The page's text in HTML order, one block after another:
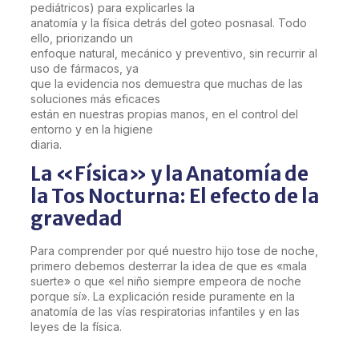
pediátricos) para explicarles la
anatomía y la física detrás del goteo posnasal. Todo
ello, priorizando un
enfoque natural, mecánico y preventivo, sin recurrir al
uso de fármacos, ya
que la evidencia nos demuestra que muchas de las
soluciones más eficaces
están en nuestras propias manos, en el control del
entorno y en la higiene
diaria.
La «Física» y la Anatomía de
la Tos Nocturna: El efecto de la
gravedad
Para comprender por qué nuestro hijo tose de noche,
primero debemos desterrar la idea de que es «mala
suerte» o que «el niño siempre empeora de noche
porque sí». La explicación reside puramente en la
anatomía de las vías respiratorias infantiles y en las
leyes de la física.